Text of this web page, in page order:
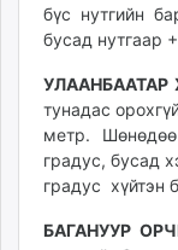
shuurhai.mn
unuudur.mn
isee.mn
mglradio.com
fact.mn
itoim.mn
tumen.mn
shuum.mn
бүс нутгийн
бусад нутгаар
тунадас
метр.
градус, бусад
градус хүйтэн
БАГАНУУР